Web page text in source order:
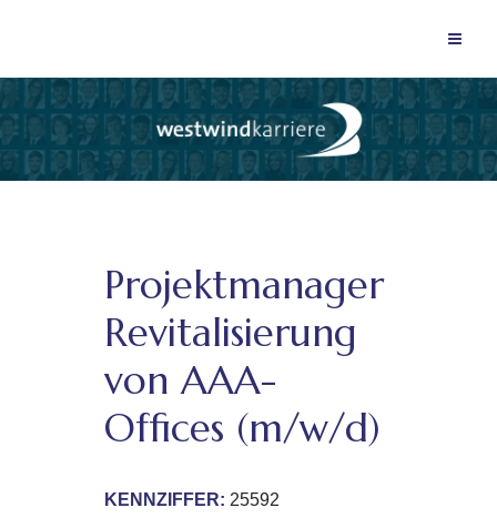
Projektmanager
Revitalisierung
von AAA-
Offices (m/w/d)
KENNZIFFER: 25592